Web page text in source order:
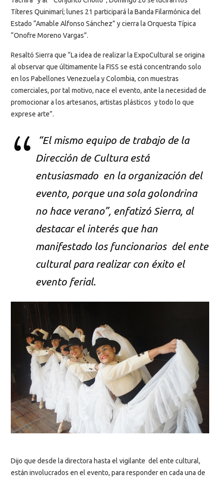
Títeres Quinimarí; lunes 21 participará la Banda Filarmónica del
Estado “Amable Alfonso Sánchez” y cierra la Orquesta Típica
“Onofre Moreno Vargas”.
Resaltó Sierra que “La idea de realizar la ExpoCultural se origina
al observar que últimamente la FISS se está concentrando solo
en los Pabellones Venezuela y Colombia, con muestras
comerciales, por tal motivo, nace el evento, ante la necesidad de
promocionar a los artesanos, artistas plásticos y todo lo que
exprese arte”.
“El mismo equipo de trabajo de la
Dirección de Cultura está
entusiasmado en la organización del
evento, porque una sola golondrina
no hace verano”, enfatizó Sierra, al
destacar el interés que han
manifestado los funcionarios del ente
cultural para realizar con éxito el
evento ferial.
Dijo que desde la directora hasta el vigilante del ente cultural,
están involucrados en el evento, para responder en cada una de